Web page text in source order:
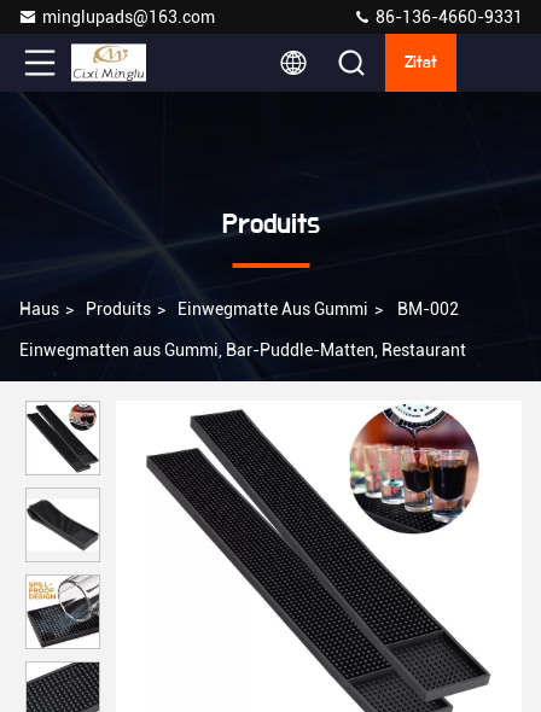
minglupads@163.com 86-136-4660-9331
Zitat
Produits
Haus > Produits > Einwegmatte Aus Gummi > BM-002
Einwegmatten aus Gummi, Bar-Puddle-Matten, Restaurant